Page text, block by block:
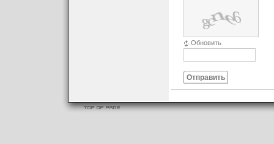
Обновить
Отправить